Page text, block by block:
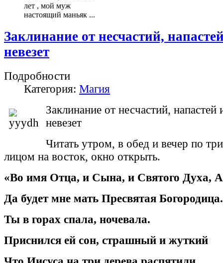
лет , мой муж
настоящий маньяк ...
Заклинание от несчастий,
невезет
Подробности
Категория: Магия
Заклинание от несчастий, напастей
невезет
Читать утром, в обед и вечер по
лицом на восток, окно открыть.
«Во имя Отца, и Сына, и Святого Духа,
Да будет мне мать Пресвятая Богородица.
Ты в горах спала, ночевала.
Приснился ей сон, страшный и жуткий